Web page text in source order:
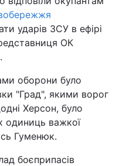
ударів ЗСУ в ефірі
ОК
оборони було
"Град", якими ворог
Херсон, було
одиниць важкої
Гуменюк.
боєприпасів